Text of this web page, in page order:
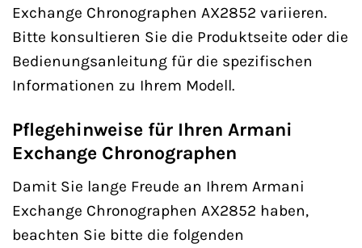
Exchange Chronographen AX2852 variieren.
Bitte konsultieren Sie die Produktseite oder die
Bedienungsanleitung für die spezifischen
Informationen zu Ihrem Modell.
Pflegehinweise für Ihren Armani
Exchange Chronographen
Damit Sie lange Freude an Ihrem Armani
Exchange Chronographen AX2852 haben,
beachten Sie bitte die folgenden